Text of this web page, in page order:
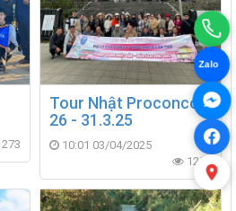
Tour Nhật Proconco
26 - 31.3.25
10:01 03/04/2025
1252
Zalo